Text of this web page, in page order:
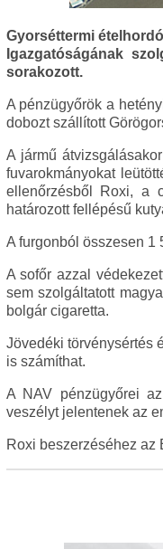
Gyorséttermi
Igazgatóságának
sorakozott.
A pénzügyőrök a
dobozt szállított
A jármű
fuvarokmányokat
ellenőrzésből Roxi, a
határozott fellépésű
A furgonból összesen 1
A sofőr azzal
sem szolgáltatott
bolgár cigaretta.
Jövedéki törvénysértés
is számíthat.
A NAV pénzügyőrei
veszélyt jelentenek az
Roxi beszerzéséhez az